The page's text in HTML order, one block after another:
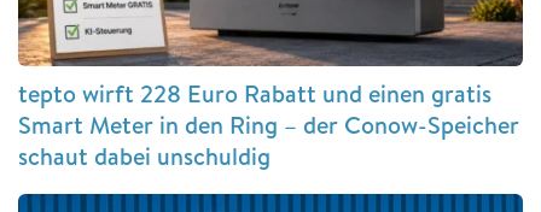
tepto wirft 228 Euro Rabatt und einen gratis
Smart Meter in den Ring – der Conow-Speicher
schaut dabei unschuldig